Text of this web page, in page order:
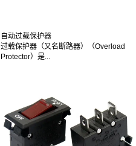
自动过载保护器
过载保护器（又名断路器）（Overload
Protector）是...